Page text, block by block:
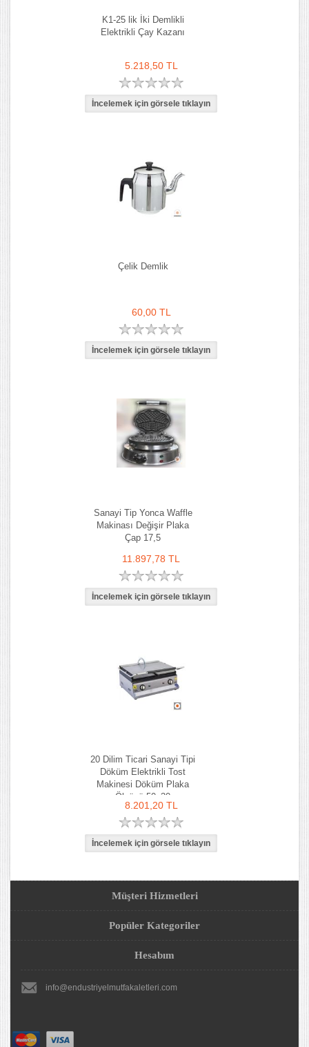
K1-25 lik İki Demlikli
Elektrikli Çay Kazanı
5.218,50 TL
Çelik Demlik
60,00 TL
Sanayi Tip Yonca Waffle
Makinası Değişir Plaka
Çap 17,5
11.897,78 TL
20 Dilim Ticari Sanayi Tipi
Döküm Elektrikli Tost
Makinesi Döküm Plaka
Ölçüsü 50x30
8.201,20 TL
Müşteri Hizmetleri
Popüler Kategoriler
Hesabım
info@endustriyelmutfakaletleri.com